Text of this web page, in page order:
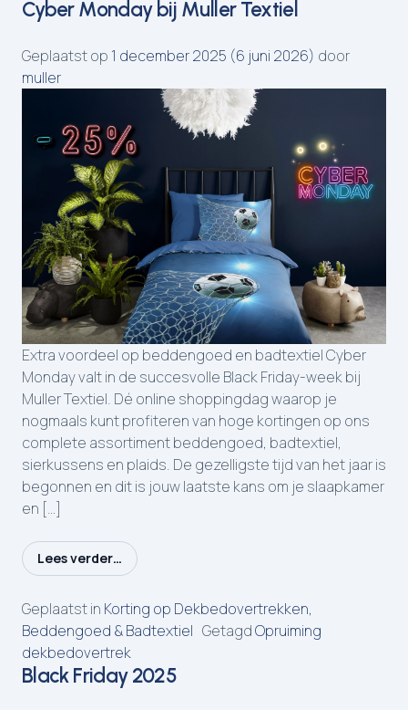
Cyber Monday bij Muller Textiel
Geplaatst op 1 december 2025 (6 juni 2026) door
muller
Extra voordeel op beddengoed en badtextiel Cyber
Monday valt in de succesvolle Black Friday-week bij
Muller Textiel. Dé online shoppingdag waarop je
nogmaals kunt profiteren van hoge kortingen op ons
complete assortiment beddengoed, badtextiel,
sierkussens en plaids. De gezelligste tijd van het jaar is
begonnen en dit is jouw laatste kans om je slaapkamer
en […]
Lees verder…
from Cyber Monday bij Muller Textiel
Geplaatst in Korting op Dekbedovertrekken,
Beddengoed & Badtextiel GetagdOpruiming
dekbedovertrek
Black Friday 2025